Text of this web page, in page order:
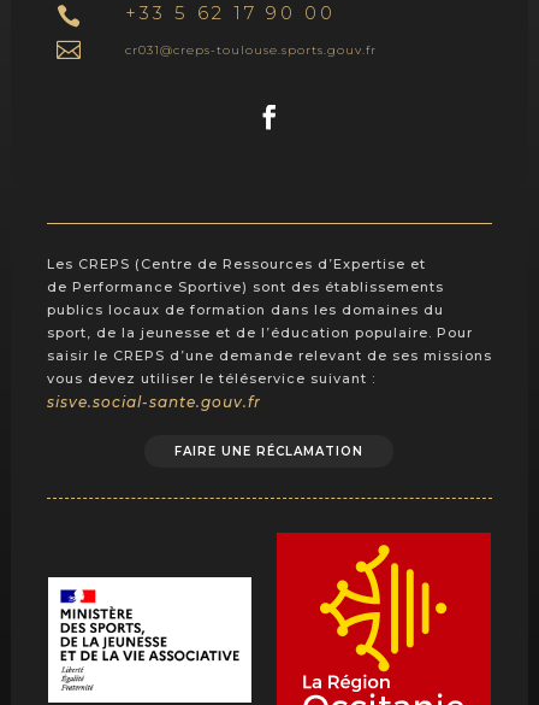
 +33 5 62 17 90 00
 cr031@creps-toulouse.sports.gouv.fr
Les CREPS (Centre de Ressources d’Expertise et
de Performance Sportive) sont des établissements
publics locaux de formation dans les domaines du
sport, de la jeunesse et de l’éducation populaire. Pour
saisir le CREPS d’une demande relevant de ses missions
vous devez utiliser le téléservice suivant :
sisve.social-sante.gouv.fr
FAIRE UNE RÉCLAMATION